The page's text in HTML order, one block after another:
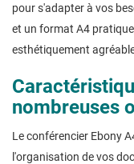
pour s'adapter à vos
et un format A4
esthétiquement
nombreuses
Le conférencier Ebony
l'organisation de vos